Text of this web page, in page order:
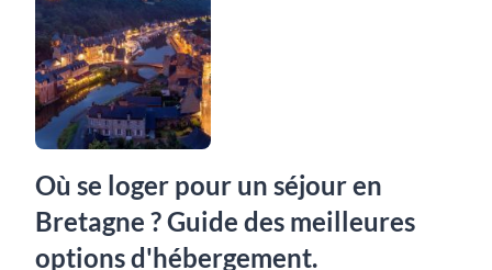
Où se loger pour un séjour en
Bretagne ? Guide des meilleures
options d'hébergement.